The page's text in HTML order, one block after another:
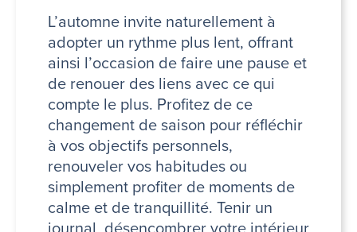
L’automne invite naturellement à
adopter un rythme plus lent, offrant
ainsi l’occasion de faire une pause et
de renouer des liens avec ce qui
compte le plus. Profitez de ce
changement de saison pour réfléchir
à vos objectifs personnels,
renouveler vos habitudes ou
simplement profiter de moments de
calme et de tranquillité. Tenir un